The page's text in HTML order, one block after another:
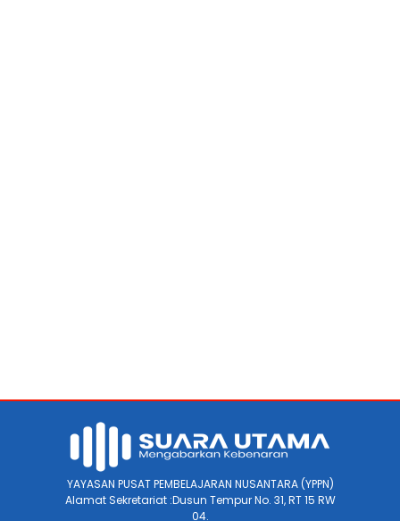
YAYASAN PUSAT PEMBELAJARAN NUSANTARA (YPPN)
Alamat Sekretariat :Dusun Tempur No. 31, RT 15 RW
04.